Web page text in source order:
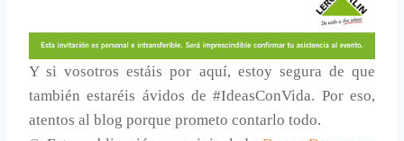
Y si vosotros estáis por aquí, estoy segura de que
también estaréis ávidos de #IdeasConVida. Por eso,
atentos al blog porque prometo contarlo todo.